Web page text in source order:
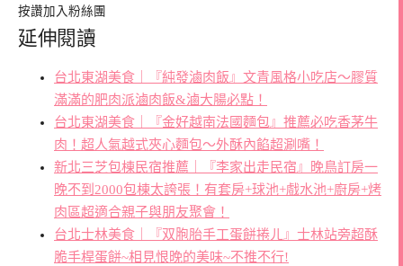
按讚加入粉絲團
延伸閱讀
台北東湖美食｜『純發滷肉飯』文青風格小吃店～膠質
滿滿的肥肉派滷肉飯&滷大腸必點！
台北東湖美食｜『金好越南法國麵包』推薦必吃香茅牛
肉！超人氣越式夾心麵包～外酥內餡超涮嘴！
新北三芝包棟民宿推薦｜『李家出走民宿』晚鳥訂房一
晚不到2000包棟太誇張！有套房+球池+戲水池+廚房+烤
肉區超適合親子與朋友聚會！
台北士林美食｜『双胞胎手工蛋餅捲ㄦ』士林站旁超酥
脆手桿蛋餅~相見恨晚的美味~不推不行!